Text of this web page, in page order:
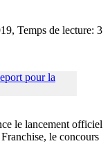
, Temps de lecture: 3
le lancement officiel
le concours